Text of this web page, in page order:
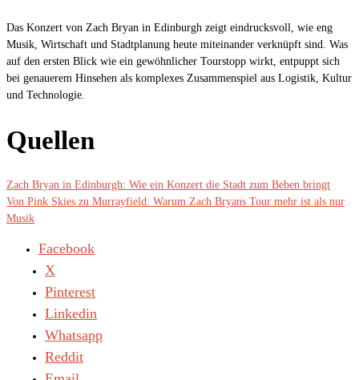
Das Konzert von Zach Bryan in Edinburgh zeigt eindrucksvoll, wie eng
Musik, Wirtschaft und Stadtplanung heute miteinander verknüpft sind. Was
auf den ersten Blick wie ein gewöhnlicher Tourstopp wirkt, entpuppt sich
bei genauerem Hinsehen als komplexes Zusammenspiel aus Logistik, Kultur
und Technologie.
Quellen
Zach Bryan in Edinburgh: Wie ein Konzert die Stadt zum Beben bringt
Von Pink Skies zu Murrayfield: Warum Zach Bryans Tour mehr ist als nur
Musik
Facebook
X
Pinterest
Linkedin
Whatsapp
Reddit